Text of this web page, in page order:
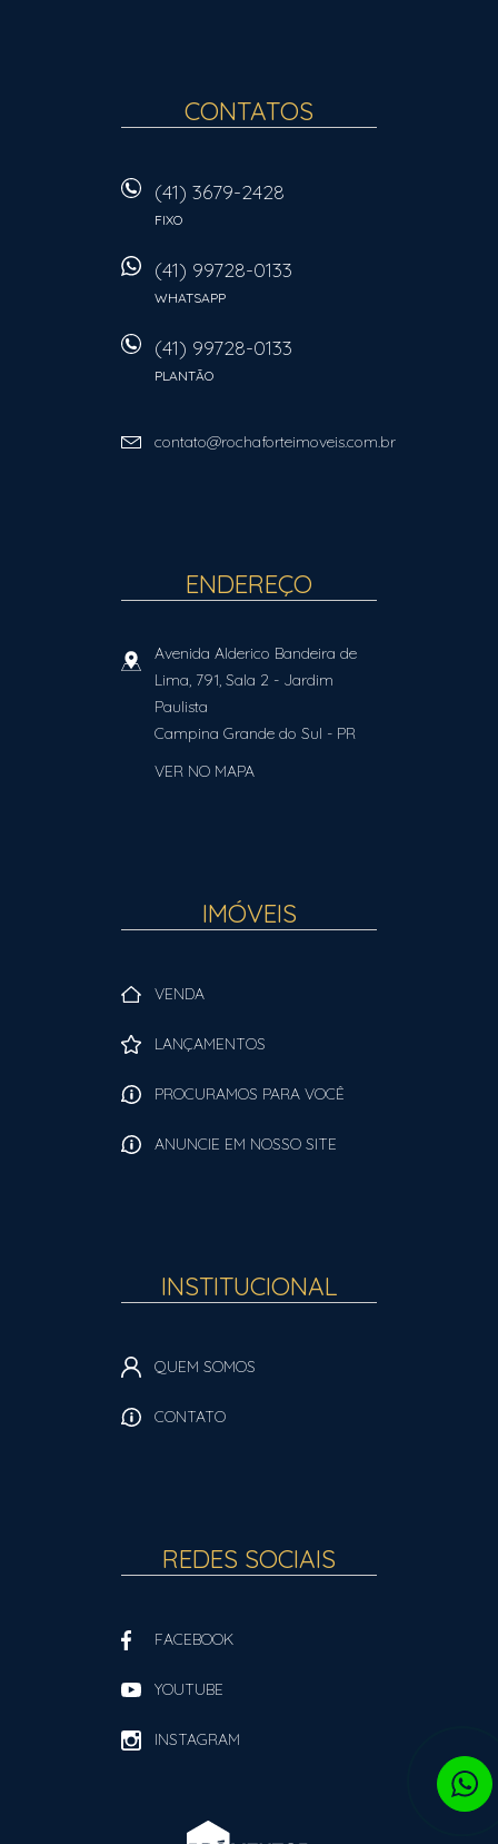
CONTATOS
(41) 3679-2428
FIXO
(41) 99728-0133
WHATSAPP
(41) 99728-0133
PLANTÃO
contato@rochaforteimoveis.com.br
ENDEREÇO
Avenida Alderico Bandeira de
Lima, 791, Sala 2 - Jardim
Paulista
Campina Grande do Sul - PR
VER NO MAPA
IMÓVEIS
VENDA
LANÇAMENTOS
PROCURAMOS PARA VOCÊ
ANUNCIE EM NOSSO SITE
INSTITUCIONAL
QUEM SOMOS
CONTATO
REDES SOCIAIS
FACEBOOK
YOUTUBE
INSTAGRAM